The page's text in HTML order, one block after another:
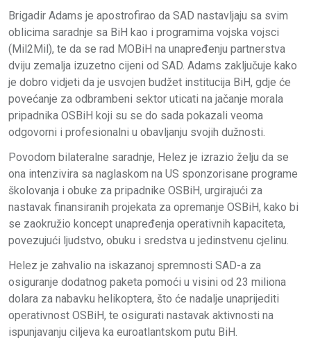
Brigadir Adams je apostrofirao da SAD nastavljaju sa svim
oblicima saradnje sa BiH kao i programima vojska vojsci
(Mil2Mil), te da se rad MOBiH na unapređenju partnerstva
dviju zemalja izuzetno cijeni od SAD. Adams zaključuje kako
je dobro vidjeti da je usvojen budžet institucija BiH, gdje će
povećanje za odbrambeni sektor uticati na jačanje morala
pripadnika OSBiH koji su se do sada pokazali veoma
odgovorni i profesionalni u obavljanju svojih dužnosti.
Povodom bilateralne saradnje, Helez je izrazio želju da se
ona intenzivira sa naglaskom na US sponzorisane programe
školovanja i obuke za pripadnike OSBiH, urgirajući za
nastavak finansiranih projekata za opremanje OSBiH, kako bi
se zaokružio koncept unapređenja operativnih kapaciteta,
povezujući ljudstvo, obuku i sredstva u jedinstvenu cjelinu.
Helez je zahvalio na iskazanoj spremnosti SAD-a za
osiguranje dodatnog paketa pomoći u visini od 23 miliona
dolara za nabavku helikoptera, što će nadalje unaprijediti
operativnost OSBiH, te osigurati nastavak aktivnosti na
ispunjavanju ciljeva ka euroatlantskom putu BiH.